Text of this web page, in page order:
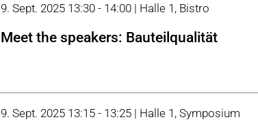
9. Sept. 2025 13:30 - 14:00 | Halle 1, Bistro
Meet the speakers: Bauteilqualität
9. Sept. 2025 13:15 - 13:25 | Halle 1, Symposium